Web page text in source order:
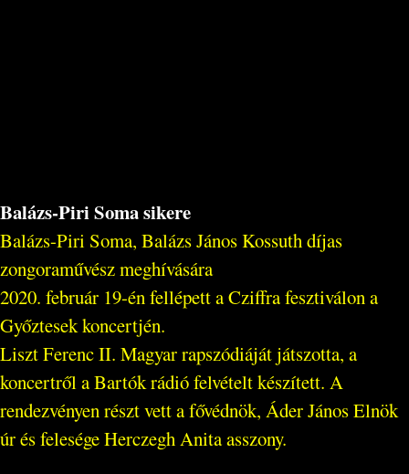
Balázs-Piri Soma sikere
Balázs-Piri Soma, Balázs János Kossuth díjas
zongoraművész meghívására
2020. február 19-én fellépett a Cziffra fesztiválon a
Győztesek koncertjén.
Liszt Ferenc II. Magyar rapszódiáját játszotta, a
koncertről a Bartók rádió felvételt készített. A
rendezvényen részt vett a fővédnök, Áder János Elnök
úr és felesége Herczegh Anita asszony.